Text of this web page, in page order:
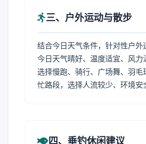
三、户外运动与散步
结合今日天气条件，针对性户外
今日天气晴好、温度适宜、风
选择慢跑、骑行、广场舞、羽
忙路段，选择人流较少、环境安
四、垂钓休闲建议